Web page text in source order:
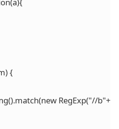
{
RegExp("//